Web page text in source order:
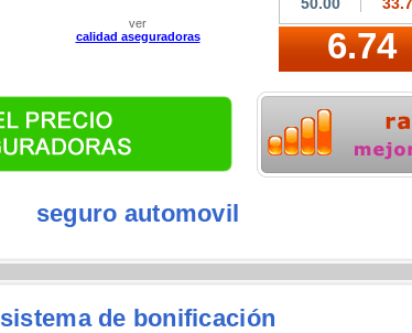
ver
calidad aseguradoras
seguro automovil
sistema de bonificación